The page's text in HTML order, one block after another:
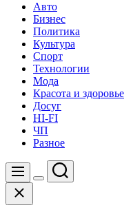
Свежие
новости,
анонсы,
интервью,
репортаж
Авто
Бизнес
Политика
Культура
Спорт
Технологии
Мода
Красота и здоровье
Досуг
HI-FI
ЧП
Разное
Меню
Цвет
Поиск
Закрыть